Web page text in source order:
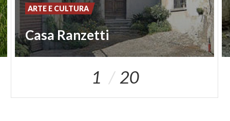
Casa Ranzetti
ARTE E CULTURA
1 20